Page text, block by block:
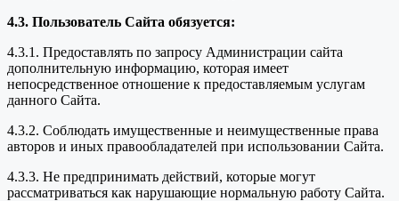
4.3. Пользователь Сайта обязуется:
4.3.1. Предоставлять по запросу Администрации сайта
дополнительную информацию, которая имеет
непосредственное отношение к предоставляемым услугам
данного Сайта.
4.3.2. Соблюдать имущественные и неимущественные права
авторов и иных правообладателей при использовании Сайта.
4.3.3. Не предпринимать действий, которые могут
рассматриваться как нарушающие нормальную работу Сайта.